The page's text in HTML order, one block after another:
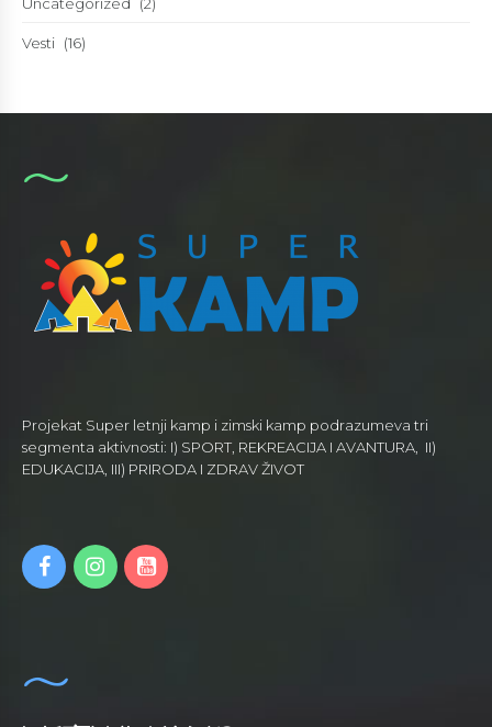
Vesti (16)
Projekat Super letnji kamp i zimski kamp podrazumeva tri
segmenta aktivnosti: I) SPORT, REKREACIJA I AVANTURA, II)
EDUKACIJA, III) PRIRODA I ZDRAV ŽIVOT